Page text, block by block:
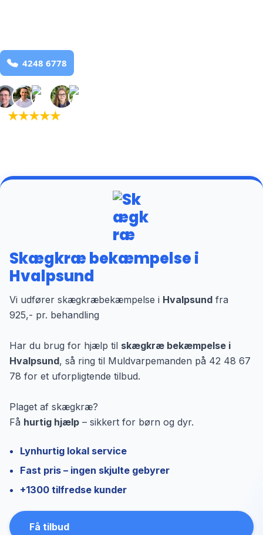
★★★★★(5,0)
Skægkræ bekæmpelse i
Hvalpsund
Vi udfører skægkræbekæmpelse i Hvalpsund fra
925,- pr. behandling
Har du brug for hjælp til skægkræ bekæmpelse i
Hvalpsund, så ring til Muldvarpemanden på 42 48 67
78 for et uforpligtende tilbud.
Plaget af skægkræ?
Få hurtig hjælp – sikkert for børn og dyr.
Lynhurtig lokal service
Fast pris – ingen skjulte gebyrer
+1300 tilfredse kunder
Få tilbud